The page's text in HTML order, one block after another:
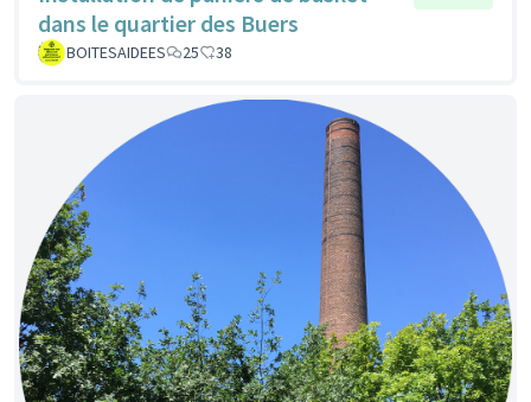
dans le quartier des Buers
BOITESAIDEES 25 38